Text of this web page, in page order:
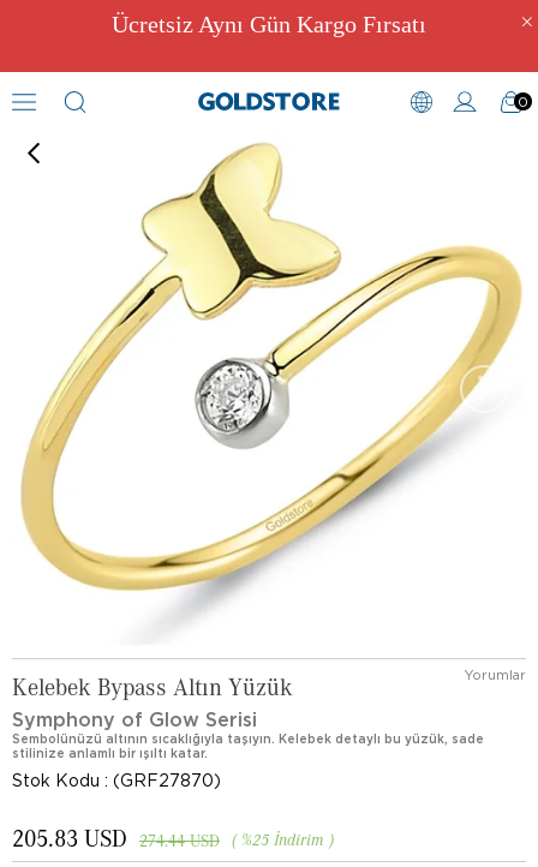
Ücretsiz Aynı Gün Kargo Fırsatı
0
Zirkon Taşlı Yüzükler
›
Kelebek Bypass Altın Yüzük Yorumlar
Symphony of Glow Serisi
Sembolünüzü altının sıcaklığıyla taşıyın. Kelebek detaylı bu yüzük, sade
stilinize anlamlı bir ışıltı katar.
Stok Kodu (GRF27870)
%25 İndirim
274.44 USD
205.83 USD